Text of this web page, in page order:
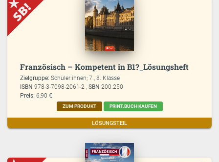
Französisch – Kompetent in B1?_Lösungsheft
Zielgruppe:Schüler:innen; 7., 8. Klasse
ISBN978-3-7098-2061-2 ,SBN200.250
Preis: 6,90 €
ZUM PRODUKT PRINT.BUCH KAUFEN
LÖSUNGSTEIL